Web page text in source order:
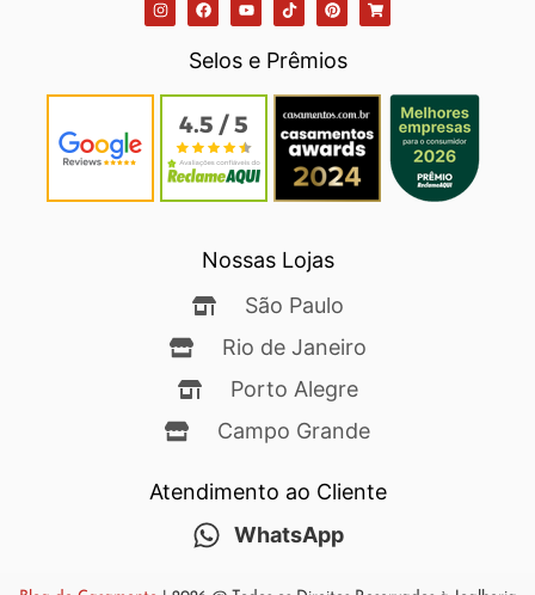
Selos e Prêmios
Nossas Lojas
São Paulo
Rio de Janeiro
Porto Alegre
Campo Grande
Atendimento ao Cliente
WhatsApp